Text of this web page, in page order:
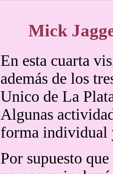
Mick
En esta cuarta
además de los
Unico de La
Algunas
forma individual
Por supuesto